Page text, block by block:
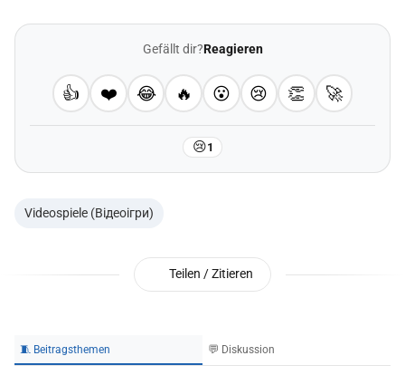
Gefällt dir?Reagieren
👍 ❤️ 😂 🔥 😮 😢 👏 🚀
😢1
Videospiele (Відеоігри)
Teilen / Zitieren
🧵 Beitragsthemen 💬 Diskussion